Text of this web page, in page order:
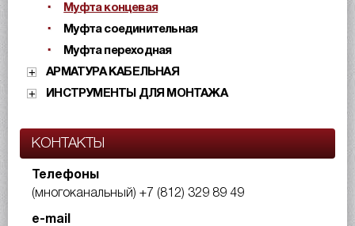
Муфта концевая
Муфта соединительная
Муфта переходная
АРМАТУРА КАБЕЛЬНАЯ
ИНСТРУМЕНТЫ ДЛЯ МОНТАЖА
КОНТАКТЫ
Телефоны
(многоканальный) +7 (812) 329 89 49
e-mail